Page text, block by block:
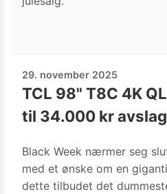
29. november 2025
TCL 98" T8C 4K
til 34.000 kr
Black Week nærmer seg
med et ønske om en
dette tilbudet det